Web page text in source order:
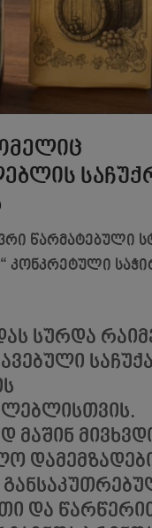
წარმატებული
კონკრეტული
სურდა
მაშინ
და